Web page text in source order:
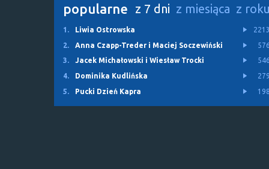
popularne z 7 dni z miesiąca z
1. Liwia Ostrowska
2.
Anna Czapp-Treder i Maciej Soczewiński
3.
Jacek Michałowski i Wiesław Trocki
4.
Dominika Kudlińska
5.
Pucki Dzień Kapra